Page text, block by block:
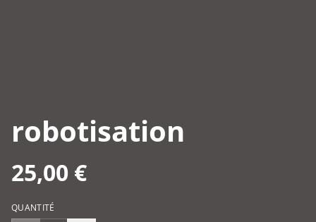
robotisation
25,00 €
QUANTITÉ